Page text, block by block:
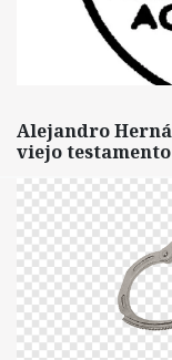
Alejandro
viejo testamento